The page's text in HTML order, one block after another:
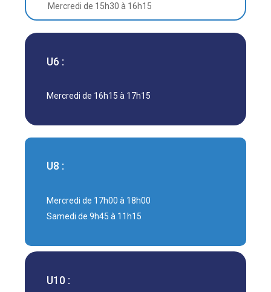
Mercredi de 15h30 à 16h15
U6 :
Mercredi de 16h15 à 17h15
U8 :
Mercredi de 17h00 à 18h00
Samedi de 9h45 à 11h15
U10 :